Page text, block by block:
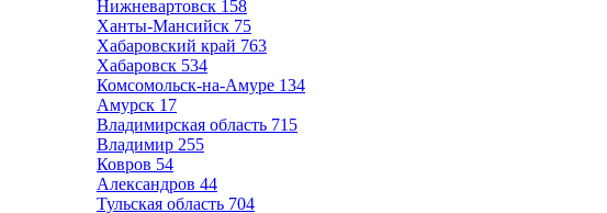
Нижневартовск 158
Ханты-Мансийск 75
Хабаровский край 763
Хабаровск 534
Комсомольск-на-Амуре 134
Амурск 17
Владимирская область 715
Владимир 255
Ковров 54
Александров 44
Тульская область 704